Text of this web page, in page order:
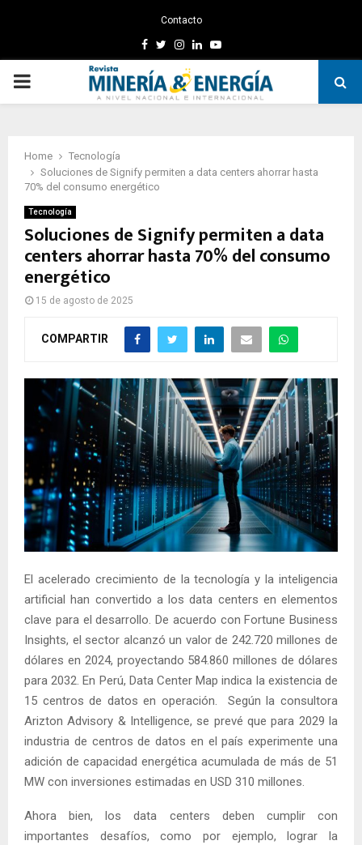
Contacto
Facebook
TwitterInstagram
LinkedinYoutube
PRIMARY
Home
Tecnología
Soluciones de Signify permiten a data centers ahorrar hasta
70% del consumo energético
Tecnología
Soluciones de Signify permiten a data
centers ahorrar hasta 70% del consumo
energético
15 de agosto de 2025
COMPARTIR
El acelerado crecimiento de la tecnología y la inteligencia
artificial han convertido a los data centers en elementos
clave para el desarrollo. De acuerdo con Fortune Business
Insights, el sector alcanzó un valor de 242.720 millones de
dólares en 2024, proyectando 584.860 millones de dólares
para 2032. En Perú, Data Center Map indica la existencia de
15 centros de datos en operación. Según la consultora
Arizton Advisory & Intelligence, se prevé que para 2029 la
industria de centros de datos en el país experimente una
adición de capacidad energética acumulada de más de 51
MW con inversiones estimadas en USD 310 millones.
Ahora bien, los data centers deben cumplir con
importantes desafíos, como por ejemplo, lograr la